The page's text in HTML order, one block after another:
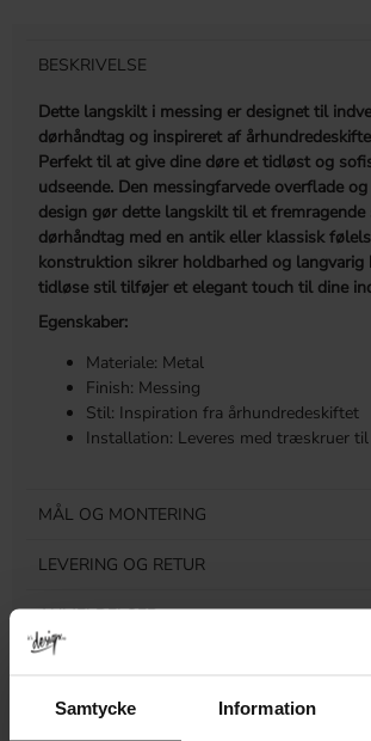
Samtycke Information
BESKRIVELSE
Dette langskilt i messing er designet til
dørhåndtag og inspireret af
Perfekt til at give dine døre et tidløst og
udseende. Den messingfarvede overflade
design gør dette langskilt til et
dørhåndtag med en antik eller klassisk
konstruktion sikrer holdbarhed og langvarig
tidløse stil tilføjer et elegant touch til dine
Egenskaber:
Materiale: Metal
Finish: Messing
Stil: Inspiration fra århundredeskiftet
Installation: Leveres med træskruer
MÅL OG MONTERING
LEVERING OG RETUR
ANMELDELSER